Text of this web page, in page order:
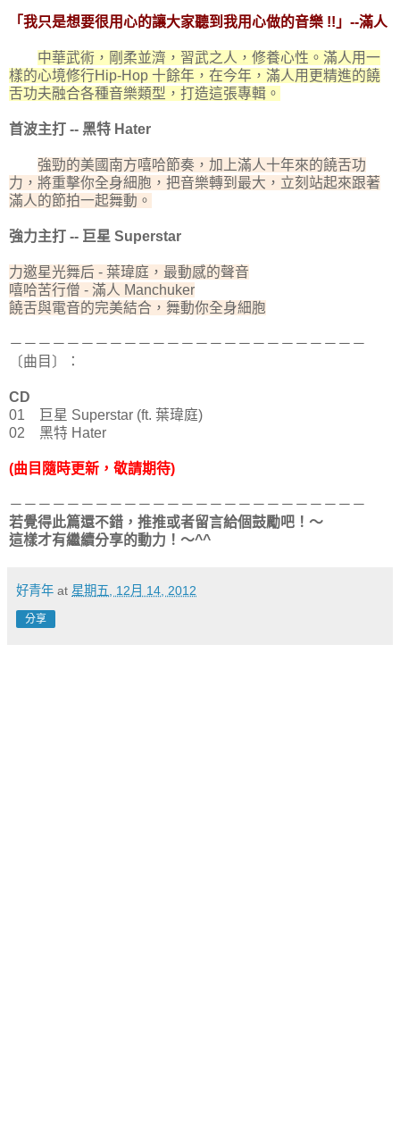
「我只是想要很用心的讓大家聽到我用心做的音樂 !!」--滿人
中華武術，剛柔並濟，習武之人，修養心性。滿人用一
樣的心境修行Hip-Hop 十餘年，在今年，滿人用更精進的饒
舌功夫融合各種音樂類型，打造這張專輯。
首波主打 -- 黑特 Hater
強勁的美國南方嘻哈節奏，加上滿人十年來的饒舌功
力，將重擊你全身細胞，把音樂轉到最大，立刻站起來跟著
滿人的節拍一起舞動。
強力主打 -- 巨星 Superstar
力邀星光舞后 - 葉瑋庭，最動感的聲音
嘻哈苦行僧 - 滿人 Manchuker
饒舌與電音的完美結合，舞動你全身細胞
－－－－－－－－－－－－－－－－－－－－－－－－－
〔曲目〕：
CD
01 巨星 Superstar (ft. 葉瑋庭)
02 黑特 Hater
(曲目隨時更新，敬請期待)
－－－－－－－－－－－－－－－－－－－－－－－－－
若覺得此篇還不錯，推推或者留言給個鼓勵吧！～
這樣才有繼續分享的動力！～^^
好青年 at 星期五, 12月 14, 2012
分享